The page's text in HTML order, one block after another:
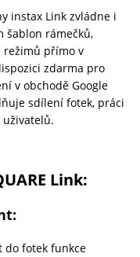
instax Link zvládne i
šablon rámečků,
režimů přímo v
zdarma pro
v obchodě Google
sdílení fotek, práci
Link:
do fotek funkce